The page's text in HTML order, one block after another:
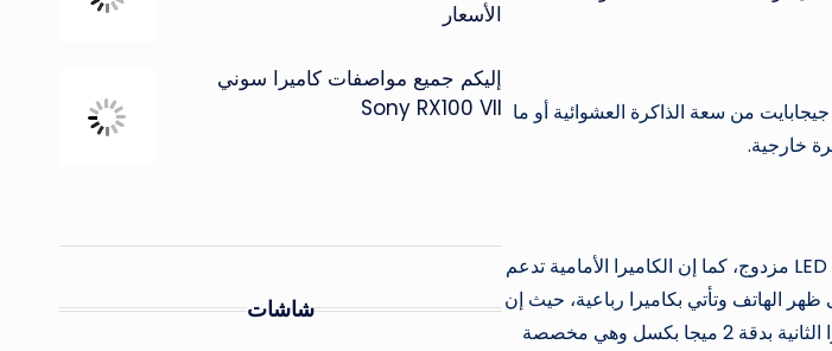
يتوفر الهاتف بسعة ذاكرة قوية تبلغ مساحتها 64 جيجابايت من النوع (eMMC 5.1) و4 جيجابايت من سعة الذاكرة العشوائية أو ما
خارجية.
الكاميرا الأمامية للهاتف تأتي بدقة 8 ميجا بكسل وهي بفتحة عدسة (F/2.0) مع فلاش LED مزدوج، كما إن الكاميرا الأمامية تدعم
ظهر الهاتف وتأتي بكاميرا رباعية، حيث إن
الكاميرا الأولى منهم تأتي بدقة 16 ميجا بكسل وبفتحة عدسة (F/1.8)، كما تأتي الكاميرا الثانية بدقة 2 ميجا بكسل وهي مخصصة
الأسعار
إليكم جميع مواصفات كاميرا سوني
Sony RX100 VII
شاشات